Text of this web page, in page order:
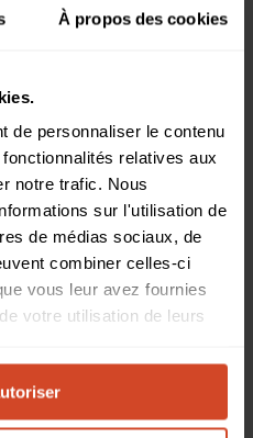
À propos des cookies
de personnaliser le contenu
relatives aux
notre trafic. Nous
sur l'utilisation de
de médias sociaux, de
combiner celles-ci
vous leur avez fournies
votre utilisation de leurs